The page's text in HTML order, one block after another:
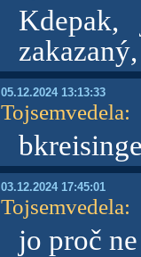
05.12.2024 13:13:33
Tojsemvedela:
03.12.2024 17:45:01
Tojsemvedela:
jo proč ne